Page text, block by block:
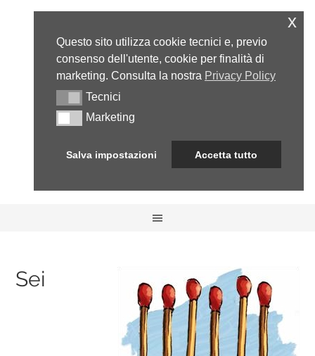
Sei
Questo sito utilizza cookie tecnici e, previo
consenso dell'utente, cookie per finalità di
marketing. Consulta la nostra Privacy Policy
TecniciTecnici
MarketingMarketing
Salva impostazioni Accetta tutto
x